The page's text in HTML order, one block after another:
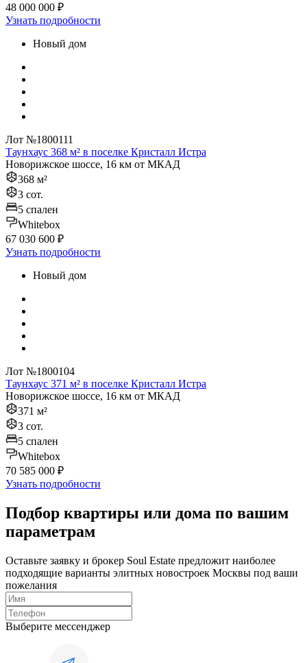
48 000 000 ₽
Узнать подробности
Новый дом
Лот №1800111
Таунхаус 368 м² в поселке Кристалл Истра
Новорижское шоссе, 16 км от МКАД
368 м²
3 сот.
5 спален
Whitebox
67 030 600 ₽
Узнать подробности
Новый дом
Лот №1800104
Таунхаус 371 м² в поселке Кристалл Истра
Новорижское шоссе, 16 км от МКАД
371 м²
3 сот.
5 спален
Whitebox
70 585 000 ₽
Узнать подробности
Подбор квартиры или дома по вашим
параметрам
Оставьте заявку и брокер Soul Estate предложит наиболее
подходящие варианты элитных новостроек Москвы под ваши
пожелания
Выберите мессенджер